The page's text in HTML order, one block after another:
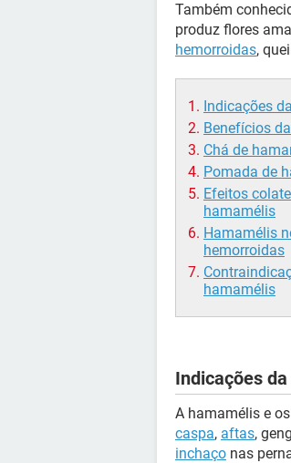
Também
produz flores
hemorroidas,
Indicações
Benefícios
Chá de
Pomada de
Efeitos
hamamélis
Hamamélis
hemorroidas
hamamélis
Indicações
A hamamélis e
caspa, aftas,
inchaço nas